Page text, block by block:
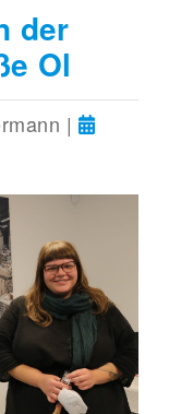
der
Ol
|